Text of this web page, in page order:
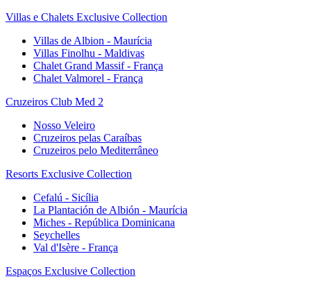
Villas e Chalets Exclusive Collection
Villas de Albion - Maurícia
Villas Finolhu - Maldivas
Chalet Grand Massif - França
Chalet Valmorel - França
Cruzeiros Club Med 2
Nosso Veleiro
Cruzeiros pelas Caraíbas
Cruzeiros pelo Mediterrâneo
Resorts Exclusive Collection
Cefalú - Sicília
La Plantación de Albión - Maurícia
Miches - República Dominicana
Seychelles
Val d'Isère - França
Espaços Exclusive Collection